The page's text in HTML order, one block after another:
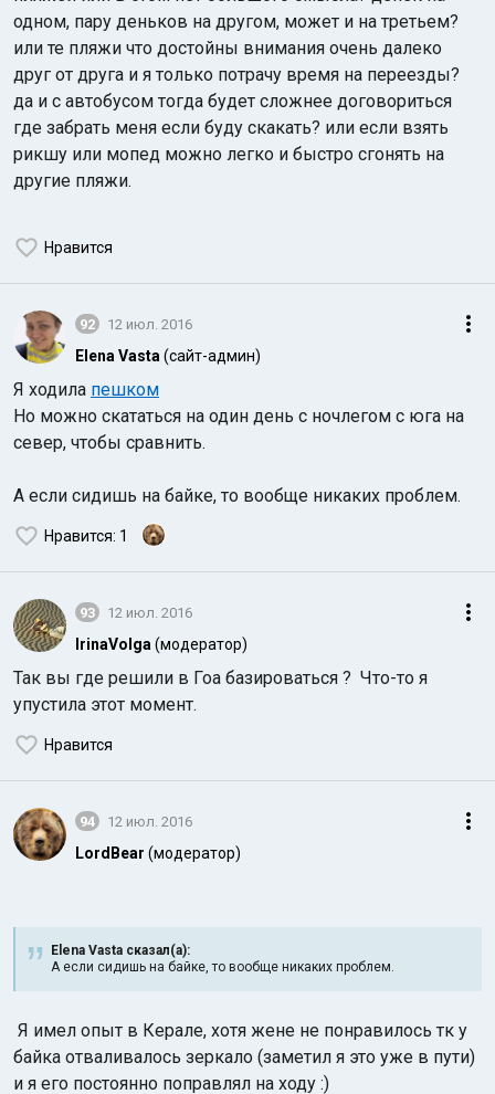
одном, пару деньков на другом, может и на третьем?
или те пляжи что достойны внимания очень далеко
друг от друга и я только потрачу время на переезды?
да и с автобусом тогда будет сложнее договориться
где забрать меня если буду скакать? или если взять
рикшу или мопед можно легко и быстро сгонять на
другие пляжи.
Нравится
92 12 июл. 2016
Elena Vasta (сайт-админ)
Я ходила пешком
Но можно скататься на один день с ночлегом с юга на
север, чтобы сравнить.
А если сидишь на байке, то вообще никаких проблем.
Нравится: 1
93 12 июл. 2016
IrinaVolga (модератор)
Так вы где решили в Гоа базироваться ? Что-то я
упустила этот момент.
Нравится
94 12 июл. 2016
LordBear (модератор)
Elena Vasta сказал(а):
А если сидишь на байке, то вообще никаких проблем.
Я имел опыт в Керале, хотя жене не понравилось тк у
байка отваливалось зеркало (заметил я это уже в пути)
и я его постоянно поправлял на ходу :)